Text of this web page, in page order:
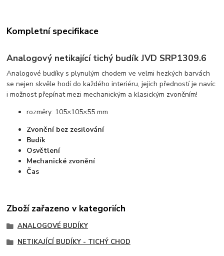
Kompletní specifikace
Analogový netikající tichý budík JVD SRP1309.6
Analogové budíky s plynulým chodem ve velmi hezkých barvách
se nejen skvěle hodí do každého interiéru, jejich předností je navíc
i možnost přepínat mezi mechanickým a klasickým zvoněním!
rozměry: 105×105×55 mm
Zvonění bez zesilování
Budík
Osvětlení
Mechanické zvonění
Čas
Zboží zařazeno v kategoriích
ANALOGOVÉ BUDÍKY
NETIKAJÍCÍ BUDÍKY - TICHÝ CHOD